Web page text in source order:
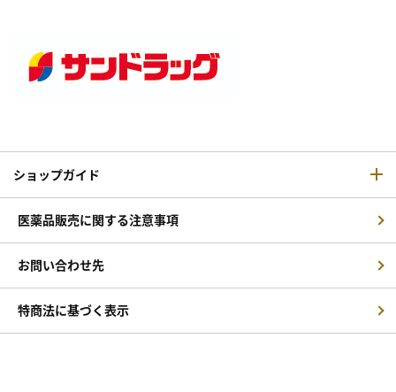
ショップガイド
医薬品販売に関する注意事項
お問い合わせ先
特商法に基づく表示